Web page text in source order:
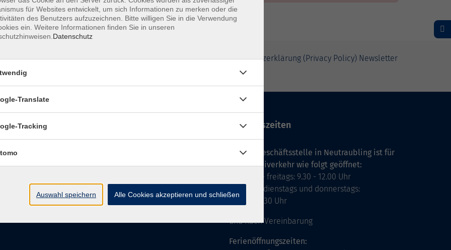
Barrierefreiheitserklärung Datenschutzerklärung
Datenschutzerklärung (Privacy Policy) Newsletter
vhs Regensburger Land e. V.
93073 Neutraubling
info@vhs-regensburger-land.de
Tel: 09401 52550
Öffnungszeiten
Unsere Geschäftsstelle in Neutraubling ist für
den Parteiverkehr wie folgt geöffnet:
montags - freitags: 9.30 - 12.00 Uhr
montags, dienstags und donnerstags:
14.00 - 18.30 Uhr
und nach Vereinbarung
Ferienöffnungszeiten:
für Websites entwickelt, um sich Informationen zu merken oder die
des Benutzers aufzuzeichnen. Bitte willigen Sie in die Verwendung
ein. Weitere Informationen finden Sie in unseren
Datenschutz
Translate
Tracking
Auswahl speichern Alle Cookies akzeptieren und schließen